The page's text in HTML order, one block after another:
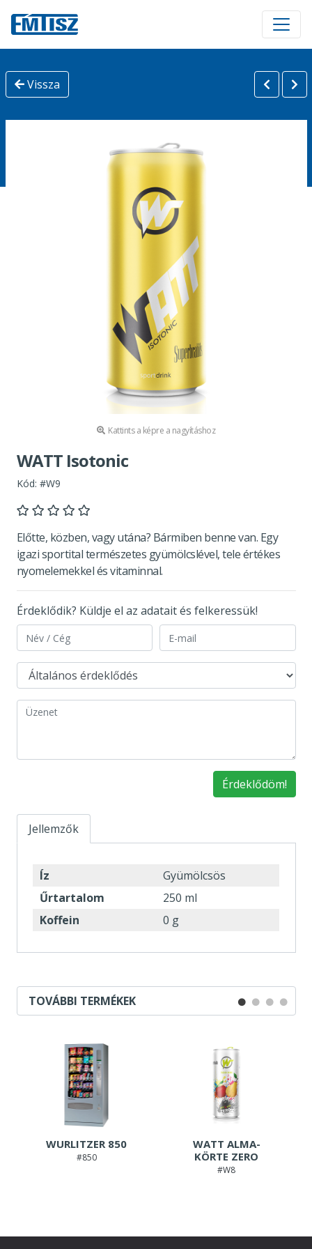
Vissza
Kattints a képre a nagyításhoz
WATT Isotonic
Kód: #W9
Előtte, közben, vagy utána? Bármiben benne van. Egy
igazi sportital természetes gyümölcslével, tele értékes
nyomelemekkel és vitaminnal.
Érdeklődik? Küldje el az adatait és felkeressük!
Érdeklődöm!
Jellemzők
Íz
Gyümölcsös
Űrtartalom
250 ml
Koffein
0 g
TOVÁBBI TERMÉKEK
WURLITZER 850
#850
WATT ALMA-
KÖRTE ZERO
#W8